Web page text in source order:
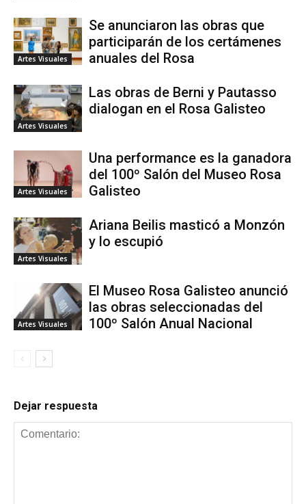
Artes Visuales
Se anunciaron las obras que
participarán de los certámenes
anuales del Rosa
Artes Visuales
Las obras de Berni y Pautasso
dialogan en el Rosa Galisteo
Artes Visuales
Una performance es la ganadora
del 100º Salón del Museo Rosa
Galisteo
Artes Visuales
Ariana Beilis masticó a Monzón
y lo escupió
Artes Visuales
El Museo Rosa Galisteo anunció
las obras seleccionadas del
100º Salón Anual Nacional
Dejar respuesta